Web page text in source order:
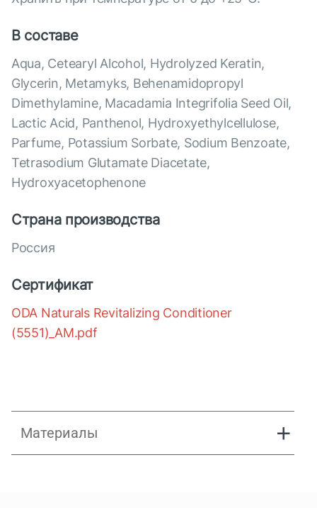
В составе
Aqua, Cetearyl Alcohol, Hydrolyzed Keratin,
Glycerin, Metamyks, Behenamidopropyl
Dimethylamine, Macadamia Integrifolia Seed Oil,
Lactic Aсid, Panthenol, Hydroxyethylcellulose,
Pаrfumе, Potassium Sorbate, Sodium Benzoate,
Tetrasodium Glutamate Diacetate,
Hydroxyacetophenone
Страна производства
Россия
Сертификат
ODA Naturals Revitalizing Conditioner
(5551)_AM.pdf
Материалы